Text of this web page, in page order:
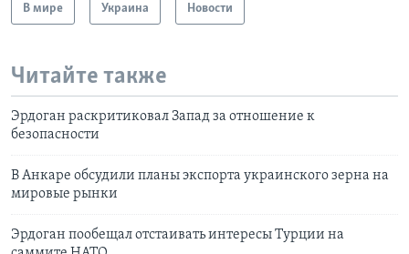
В мире Украина Новости
Читайте также
Эрдоган раскритиковал Запад за отношение к
безопасности
В Анкаре обсудили планы экспорта украинского зерна на
мировые рынки
Эрдоган пообещал отстаивать интересы Турции на